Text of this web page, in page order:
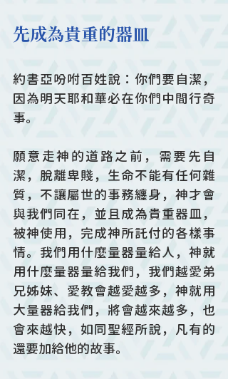
先成為貴重的器皿
約書亞吩咐百姓說：你們要自潔，
因為明天耶和華必在你們中間行奇
事。
願意走神的道路之前，需要先自
潔，脫離卑賤，生命不能有任何雜
質，不讓屬世的事務纏身，神才會
與我們同在，並且成為貴重器皿，
被神使用，完成神所託付的各樣事
情。我們用什麼量器量給人，神就
用什麼量器量給我們，我們越愛弟
兄姊妹、愛教會越愛越多，神就用
大量器給我們，將會越來越多，也
會來越快，如同聖經所說，凡有的
還要加給他的故事。